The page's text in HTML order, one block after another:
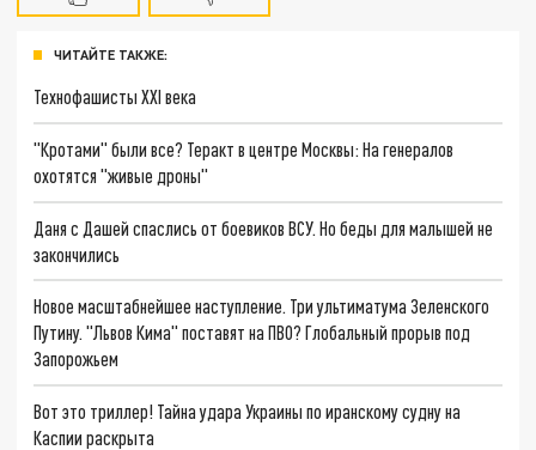
ЧИТАЙТЕ ТАКЖЕ:
Технофашисты XXI века
"Кротами" были все? Теракт в центре Москвы: На генералов
охотятся "живые дроны"
Даня с Дашей спаслись от боевиков ВСУ. Но беды для малышей не
закончились
Новое масштабнейшее наступление. Три ультиматума Зеленского
Путину. "Львов Кима" поставят на ПВО? Глобальный прорыв под
Запорожьем
Вот это триллер! Тайна удара Украины по иранскому судну на
Каспии раскрыта